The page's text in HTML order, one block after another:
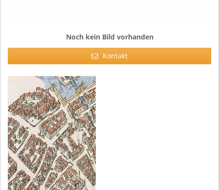
Noch kein Bild vorhanden
Kontakt